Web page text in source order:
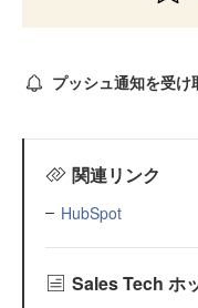
プッシュ通知を受け
関連リンク
HubSpot
Sales Tech ホ